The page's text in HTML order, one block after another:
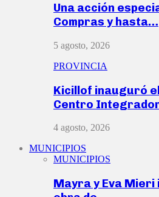
Una acción
Compras y hasta…
5 agosto, 2026
PROVINCIA
Kicillof inauguró
Centro
4 agosto, 2026
MUNICIPIOS
MUNICIPIOS
Mayra y Eva